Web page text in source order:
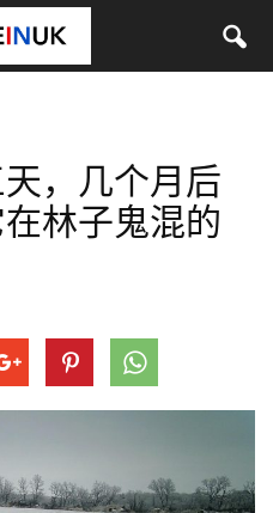
，几个月后
林子鬼混的